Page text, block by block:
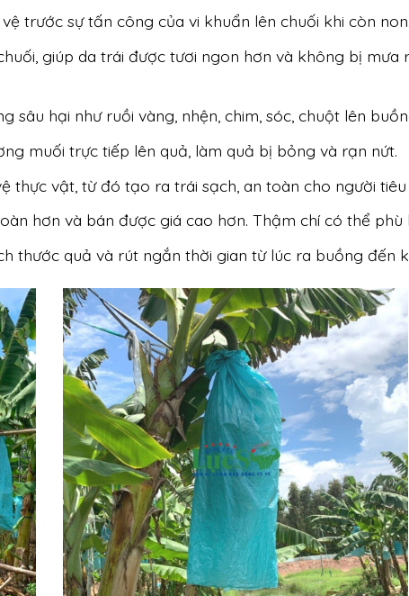
trước sự tấn công của vi khuẩn lên chuối khi còn non.
giúp da trái được tươi ngon hơn và không bị
sâu hại như ruồi vàng, nhện, chim, sóc, chuột lên
muối trực tiếp lên quả, làm quả bị bỏng và rạn nứt.
thực vật, từ đó tạo ra trái sạch, an toàn cho người
hơn và bán được giá cao hơn. Thậm chí có thể
thước quả và rút ngắn thời gian từ lúc ra buồng đến